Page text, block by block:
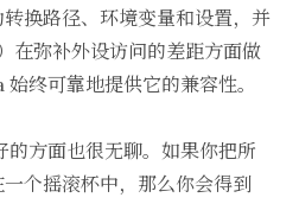
换路径、环境变量和设置，并
在弥补外设访问的差距方面做
终可靠地提供它的兼容性。
的方面也很无聊。如果你把所
个摇滚杯中，那么你会得到